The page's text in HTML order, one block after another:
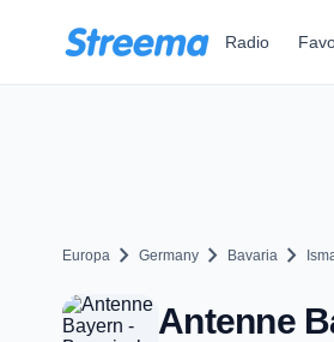
Radio
Europa chevron_right Germany chevron_right Bavaria chevron_right
Antenne